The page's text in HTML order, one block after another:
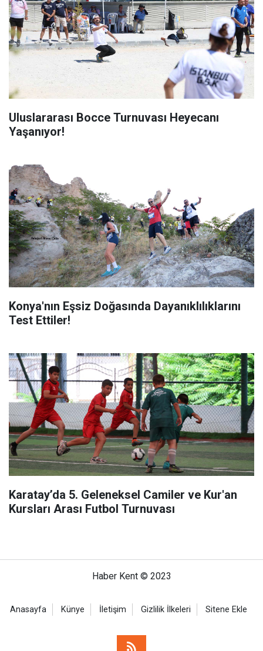
Uluslararası Bocce Turnuvası Heyecanı
Yaşanıyor!
Konya'nın Eşsiz Doğasında Dayanıklılıklarını
Test Ettiler!
Karatay’da 5. Geleneksel Camiler ve Kur'an
Kursları Arası Futbol Turnuvası
Haber Kent © 2023
Anasayfa Künye İletişim Gizlilik İlkeleri Sitene Ekle